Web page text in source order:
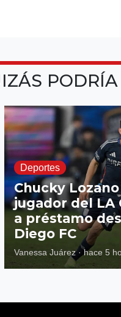
Deportes
Chucky
jugador del LA
a préstamo
Diego FC
Vanessa Juárez·hace 5